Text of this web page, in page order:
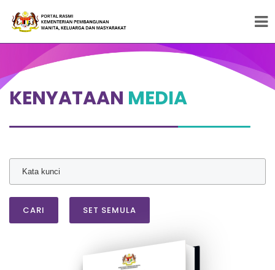
Peneraju Pembangunan Wanita, Keluarga dan
Masyarakat
KENYATAAN MEDIA
CARI SET SEMULA